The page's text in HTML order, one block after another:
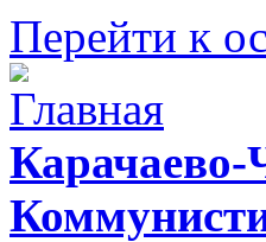
Перейти к
Карачаево-